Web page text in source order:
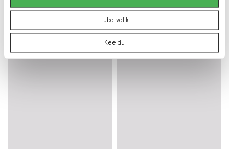
Luba valik
Keeldu